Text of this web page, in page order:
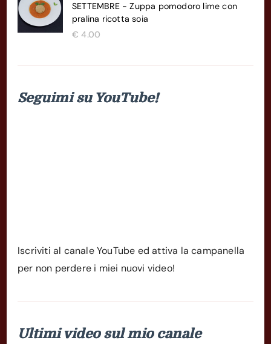
SETTEMBRE - Zuppa pomodoro lime con
pralina ricotta soia
€ 4.00
Seguimi su YouTube!
Iscriviti al canale YouTube ed attiva la campanella
per non perdere i miei nuovi video!
Ultimi video sul mio canale